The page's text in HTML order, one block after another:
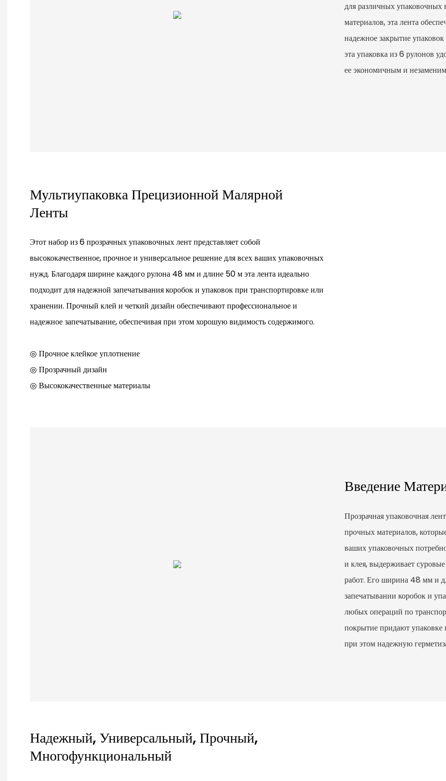
для различных упаковочных
материалов, эта лента
надежное закрытие
эта упаковка из 6 рулонов
ее экономичным и
Мультиупаковка Прецизионной Малярной
Ленты
Этот набор из 6 прозрачных упаковочных лент представляет собой
высококачественное, прочное и универсальное решение для всех ваших упаковочных
нужд. Благодаря ширине каждого рулона 48 мм и длине 50 м эта лента идеально
подходит для надежной запечатывания коробок и упаковок при транспортировке или
хранении. Прочный клей и четкий дизайн обеспечивают профессиональное и
надежное запечатывание, обеспечивая при этом хорошую видимость содержимого.
◎ Прочное клейкое уплотнение
◎ Прозрачный дизайн
◎ Высококачественные материалы
Введение
Прозрачная упаковочная
прочных материалов,
ваших упаковочных
и клея, выдерживает
работ. Его ширина 48 мм и
запечатывании коробок и
любых операций по
покрытие придают
при этом надежную
Надежный, Универсальный, Прочный,
Многофункциональный